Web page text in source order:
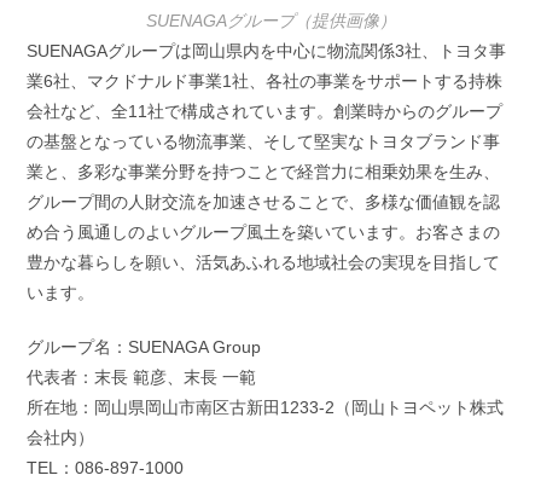
SUENAGAグループ（提供画像）
SUENAGAグループは岡山県内を中心に物流関係3社、トヨタ事
業6社、マクドナルド事業1社、各社の事業をサポートする持株
会社など、全11社で構成されています。創業時からのグループ
の基盤となっている物流事業、そして堅実なトヨタブランド事
業と、多彩な事業分野を持つことで経営力に相乗効果を生み、
グループ間の人財交流を加速させることで、多様な価値観を認
め合う風通しのよいグループ風土を築いています。お客さまの
豊かな暮らしを願い、活気あふれる地域社会の実現を目指して
います。
グループ名：SUENAGA Group
代表者：末長 範彦、末長 一範
所在地：岡山県岡山市南区古新田1233-2（岡山トヨペット株式
会社内）
TEL：086-897-1000